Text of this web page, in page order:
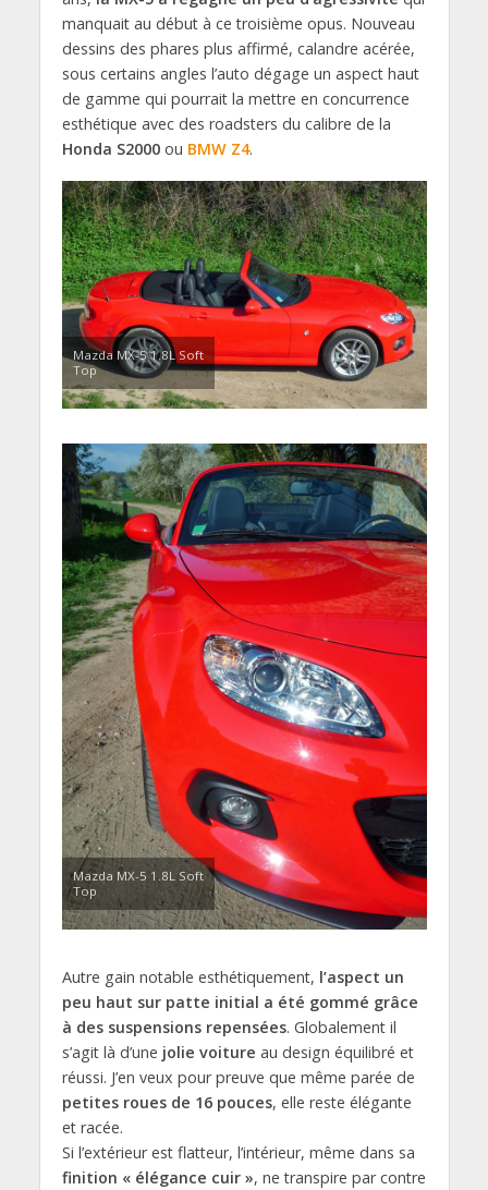
manquait au début à ce troisième opus. Nouveau
dessins des phares plus affirmé, calandre acérée,
sous certains angles l’auto dégage un aspect haut
de gamme qui pourrait la mettre en concurrence
esthétique avec des roadsters du calibre de la
Honda S2000ou BMW Z4.
Mazda MX-5 1.8L Soft
Top
Mazda MX-5 1.8L Soft
Top
Autre gain notable esthétiquement, l’aspect un
peu haut sur patte initial a été gommé grâce
à des suspensions repensées. Globalement il
s’agit là d’une jolie voiture au design équilibré et
réussi. J’en veux pour preuve que même parée de
petites roues de 16 pouces, elle reste élégante
et racée.
Si l’extérieur est flatteur, l’intérieur, même dans sa
finition « élégance cuir », ne transpire par contre